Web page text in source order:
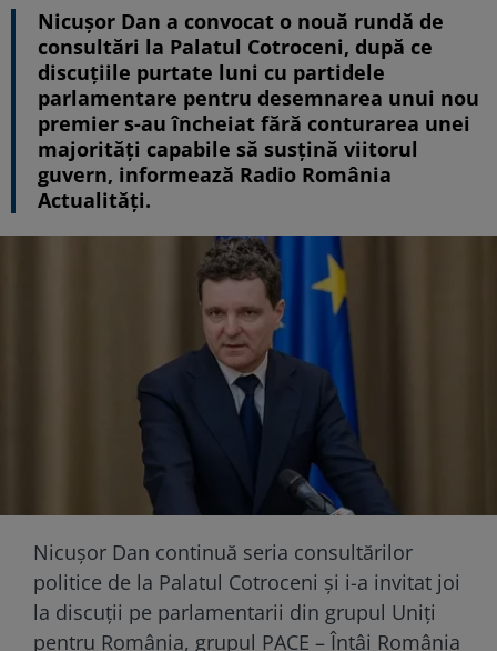
Nicușor Dan a convocat o nouă rundă de
consultări la Palatul Cotroceni, după ce
discuţiile purtate luni cu partidele
parlamentare pentru desemnarea unui nou
premier s-au încheiat fără conturarea unei
majorităţi capabile să susţină viitorul
guvern, informează Radio România
Actualități.
Nicușor Dan continuă seria consultărilor
politice de la Palatul Cotroceni și i-a invitat joi
la discuții pe parlamentarii din grupul Uniți
pentru România, grupul PACE – Întâi România